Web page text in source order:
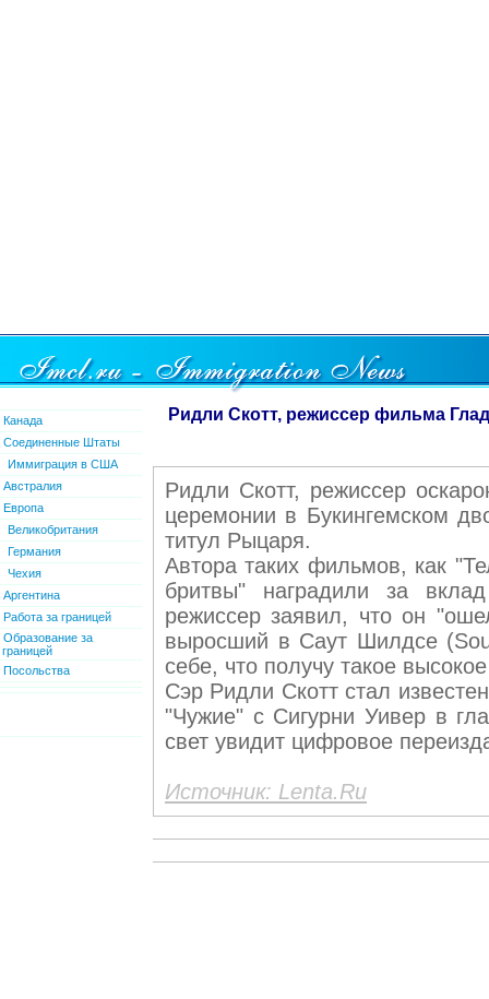
Канада
Соединенные Штаты
Иммиграция в США
Австралия
Европа
Великобритания
Германия
Чехия
Аргентина
Работа за границей
Образование за
границей
Посольства
Ридли Скотт, режиссер фильма
Ридли Скотт, режиссер
церемонии в Букингемском
титул Рыцаря.
Автора таких фильмов, как
бритвы" наградили за
режиссер заявил, что он
выросший в Саут Шилдсе
себе, что получу такое
Сэр Ридли Скотт стал
"Чужие" с Сигурни Уивер в
свет увидит цифровое
Источник: Lenta.Ru